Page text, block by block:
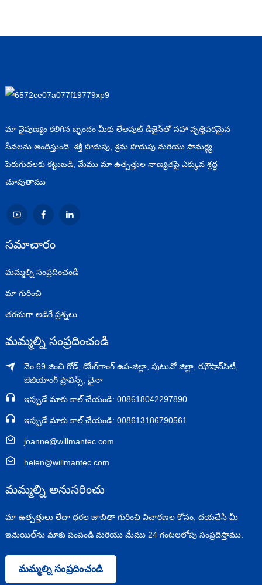
మా నైపుణ్యం కలిగిన బృందం మీకు లేఅవుట్ డిజైన్‌తో సహా వృత్తిపరమైన
సేవలను అందిస్తుంది. శక్తి పొదుపు, శ్రమ పొదుపు మరియు సామర్థ్య
పెరుగుదలకు కట్టుబడి, మేము మా ఉత్పత్తుల నాణ్యతపై ఎక్కువ శ్రద్ధ
చూపుతాము
సమాచారం
మమ్మల్ని సంప్రదించండి
మా గురించి
తరచుగా అడిగే ప్రశ్నలు
మమ్మల్ని సంప్రదించండి
నెం.69 జించి రోడ్, డోంగ్‌గాంగ్ ఉప-జిల్లా, పుటువో జిల్లా, ఝౌషాన్‌సిటీ,
జెజియాంగ్ ప్రావిన్స్, చైనా
ఇప్పుడే మాకు కాల్ చేయండి: 008618042297890
ఇప్పుడే మాకు కాల్ చేయండి: 008613186790561
joanne@willmantec.com
helen@willmantec.com
మమ్మల్ని అనుసరించు
మా ఉత్పత్తులు లేదా ధరల జాబితా గురించి విచారణల కోసం, దయచేసి మీ
ఇమెయిల్‌ను మాకు పంపండి మరియు మేము 24 గంటలలోపు సంప్రదిస్తాము.
మమ్మల్ని సంప్రదించండి